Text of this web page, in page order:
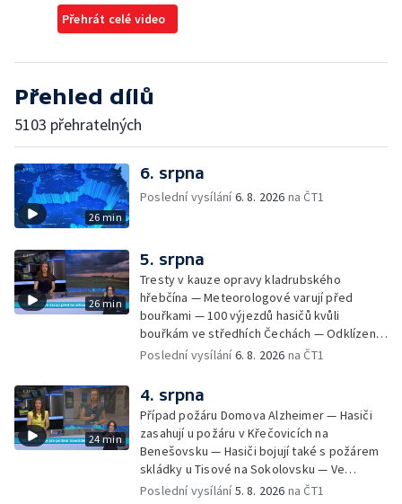
Přehrát celé video
Přehled dílů
5103 přehratelných
26 min
6. srpna
Poslední vysílání6. 8. 2026 na ČT1
26 min
5. srpna
Tresty v kauze opravy kladrubského
hřebčína — Meteorologové varují před
bouřkami — 100 výjezdů hasičů kvůli
bouřkám ve středhích Čechách — Odklízení
škod po bouřkách — Hasiči likvidovali
Václavském náměstí — Necelý kilometr řeky
Otavy u šumavského Annína je téměř bez
vody — Pátrání po dvou mužích na jezeře
Most — Tábor pro děti odsouzených — Tábor
pomáhá dětem orientovat se na trhu práce
— Začal festival Brutal Assault — Cyklysta
spadl v Karlvoych Varech do řeky —
Poslední vysílání6. 8. 2026 na ČT1
24 min
4. srpna
Případ požáru Domova Alzheimer — Hasiči
zasahují u požáru v Křečovicích na
Benešovsku — Hasiči bojují také s požárem
skládky u Tisové na Sokolovsku — Ve
Strážnici na Hodonínsku padl další teplotní
Poslední vysílání5. 8. 2026 na ČT1